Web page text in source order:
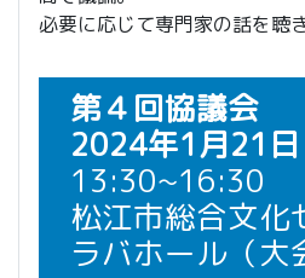
必要に応じて専門家の話を聴
第４回協議会
2024年1月21日
13:30~16:30
松江市総合文化
ラバホール（大